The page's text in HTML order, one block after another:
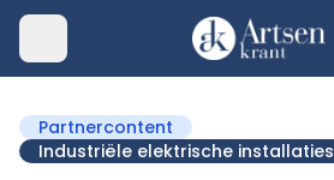
Partnercontent
Industriële elektrische installaties